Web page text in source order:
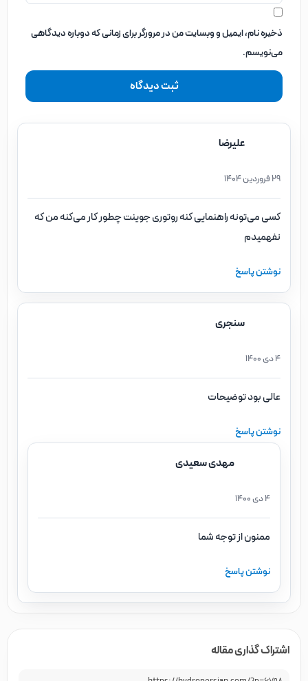
ذخیره نام، ایمیل و وبسایت من در مرورگر برای زمانی که دوباره دیدگاهی
می‌نویسم.
علیرضا
29 فروردین 1404
کسی می‌تونه راهنمایی کنه روتوری جوینت چطور کار می‌کنه من که
نفهمیدم
نوشتن پاسخ
سنجری
4 دی 1400
عالی بود توضیحات
نوشتن پاسخ
مهدی سعیدی
4 دی 1400
ممنون از توجه شما
نوشتن پاسخ
اشتراک گذاری مقاله